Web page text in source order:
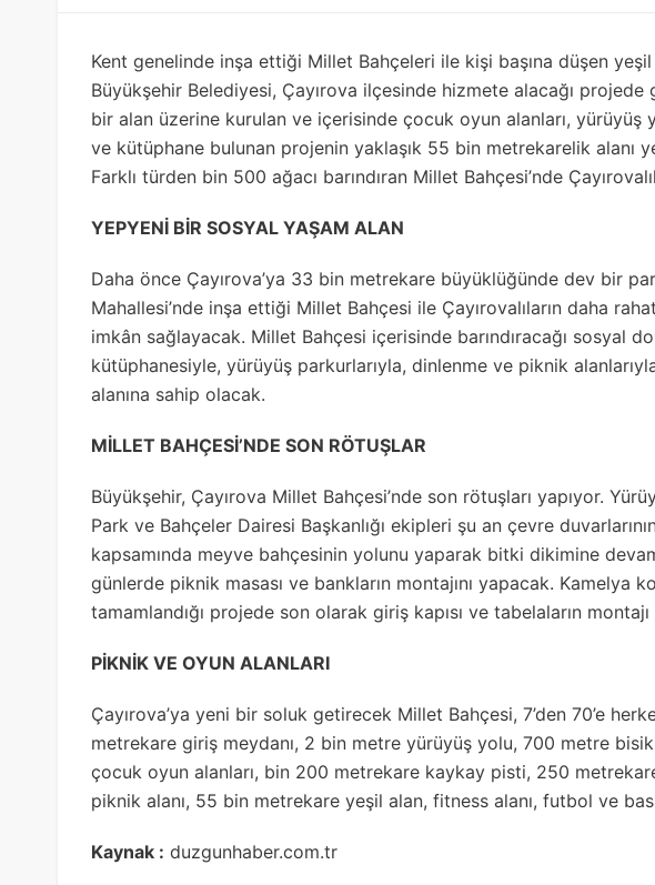
Kent genelinde inşa ettiği Millet Bahçeleri ile kişi başına düşen yeşil
Büyükşehir Belediyesi, Çayırova ilçesinde hizmete alacağı
bir alan üzerine kurulan ve içerisinde çocuk oyun alanları, yürüyüş
ve kütüphane bulunan projenin yaklaşık 55 bin metrekarelik alanı
Farklı türden bin 500 ağacı barındıran Millet Bahçesi’nde
YEPYENİ BİR SOSYAL YAŞAM ALAN
Daha önce Çayırova’ya 33 bin metrekare büyüklüğünde dev bir
Mahallesi’nde inşa ettiği Millet Bahçesi ile Çayırovalıların daha
imkân sağlayacak. Millet Bahçesi içerisinde barındıracağı sosyal
kütüphanesiyle, yürüyüş parkurlarıyla, dinlenme ve piknik
alanına sahip olacak.
MİLLET BAHÇESİ’NDE SON RÖTUŞLAR
Büyükşehir, Çayırova Millet Bahçesi’nde son rötuşları yapıyor.
Park ve Bahçeler Dairesi Başkanlığı ekipleri şu an çevre
kapsamında meyve bahçesinin yolunu yaparak bitki dikimine
günlerde piknik masası ve bankların montajını yapacak. Kamelya
tamamlandığı projede son olarak giriş kapısı ve tabelaların montajı
PİKNİK VE OYUN ALANLARI
Çayırova’ya yeni bir soluk getirecek Millet Bahçesi, 7’den 70’e
metrekare giriş meydanı, 2 bin metre yürüyüş yolu, 700 metre
çocuk oyun alanları, bin 200 metrekare kaykay pisti, 250
piknik alanı, 55 bin metrekare yeşil alan, fitness alanı, futbol ve
Kaynak : duzgunhaber.com.tr